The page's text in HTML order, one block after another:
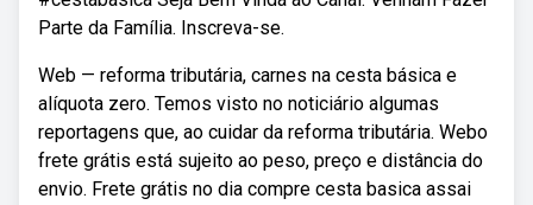
Parte da Família. Inscreva-se.
Web — reforma tributária, carnes na cesta básica e
alíquota zero. Temos visto no noticiário algumas
reportagens que, ao cuidar da reforma tributária. Webo
frete grátis está sujeito ao peso, preço e distância do
envio. Frete grátis no dia compre cesta basica assai